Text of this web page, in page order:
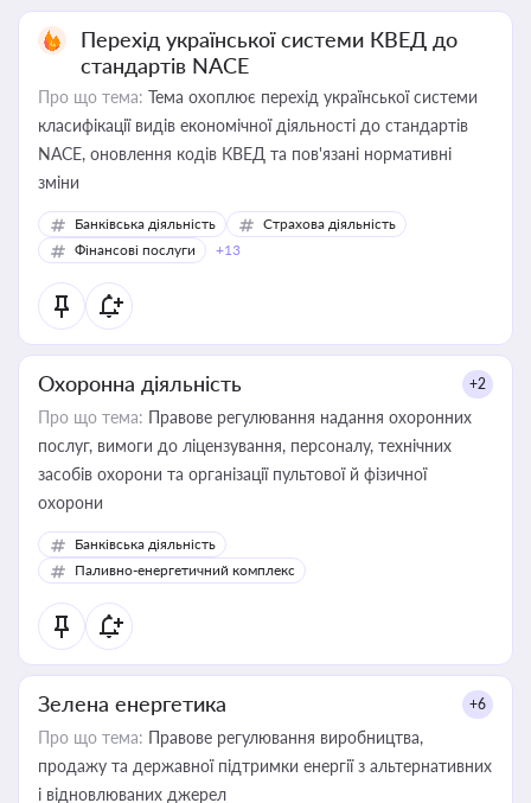
Перехід української системи КВЕД до
стандартів NACE
Про що тема: Тема охоплює перехід української системи
класифікації видів економічної діяльності до стандартів
NACE, оновлення кодів КВЕД та пов'язані нормативні
зміни
Банківська діяльність
Страхова діяльність
Фінансові послуги
+13
Охоронна діяльність +2
Про що тема: Правове регулювання надання охоронних
послуг, вимоги до ліцензування, персоналу, технічних
засобів охорони та організації пультової й фізичної
охорони
Банківська діяльність
Паливно-енергетичний комплекс
Зелена енергетика +6
Про що тема: Правове регулювання виробництва,
продажу та державної підтримки енергії з альтернативних
і відновлюваних джерел